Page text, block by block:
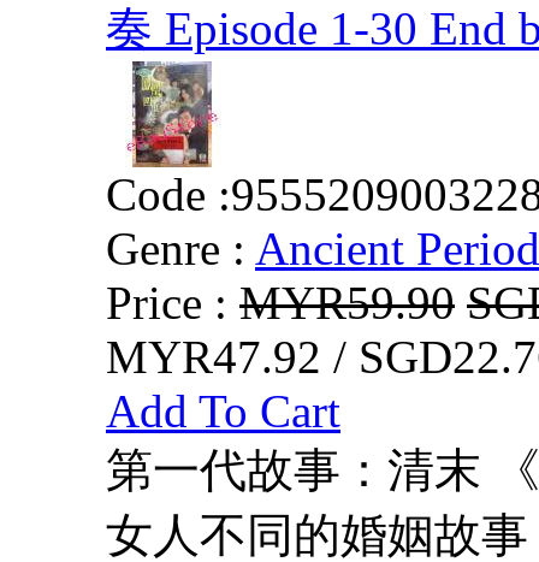
奏 Episode 1-30 End
Code :
Genre : Ancient Period
Price : MYR59.90
MYR47.92 /
Add To Cart
第一代故事：清末
女人不同的婚姻故